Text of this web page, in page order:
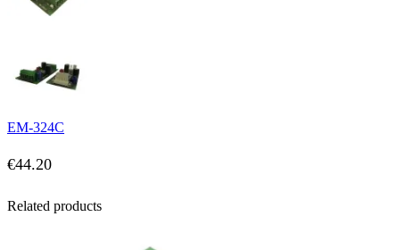
EM-324C
€44.20
Related products